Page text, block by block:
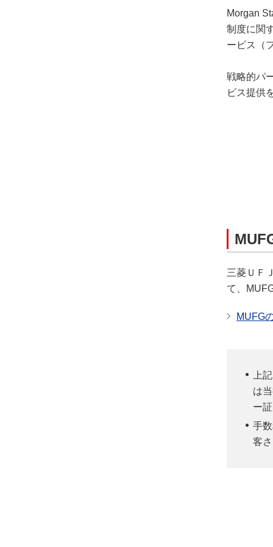
Morgan
制度に関
ービス（
戦略的パ
ビス提供
三菱ＵＦ
て、
MUFG
上
は
ー
手
客